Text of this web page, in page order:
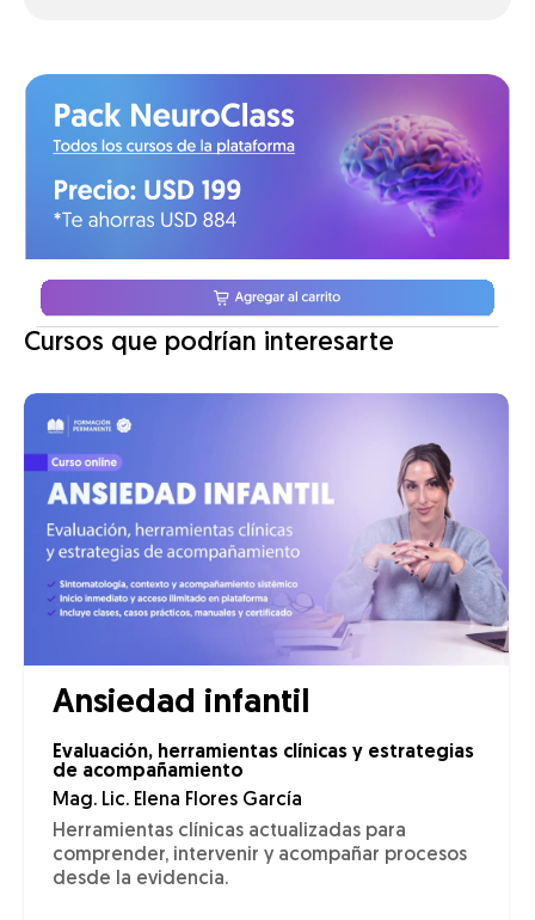
Cursos que podrían interesarte
Ansiedad infantil
Evaluación, herramientas clínicas y estrategias
de acompañamiento
Mag. Lic. Elena Flores García
Herramientas clínicas actualizadas para
comprender, intervenir y acompañar procesos
desde la evidencia.